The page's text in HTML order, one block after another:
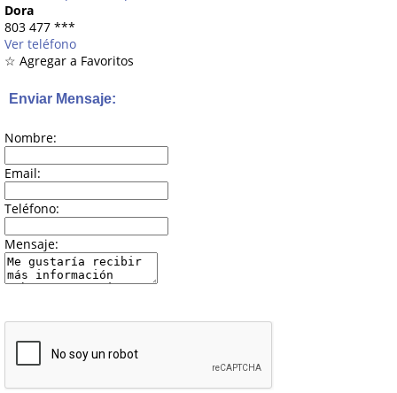
Dora
803 477 ***
Ver teléfono
☆ Agregar a Favoritos
Enviar Mensaje:
Nombre:
Email:
Teléfono:
Mensaje: